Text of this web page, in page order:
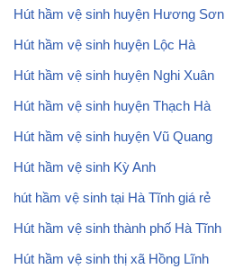
Hút hầm vệ sinh huyện Hương Sơn
Hút hầm vệ sinh huyện Lộc Hà
Hút hầm vệ sinh huyện Nghi Xuân
Hút hầm vệ sinh huyện Thạch Hà
Hút hầm vệ sinh huyện Vũ Quang
Hút hầm vệ sinh Kỳ Anh
hút hầm vệ sinh tại Hà Tĩnh giá rẻ
Hút hầm vệ sinh thành phố Hà Tĩnh
Hút hầm vệ sinh thị xã Hồng Lĩnh